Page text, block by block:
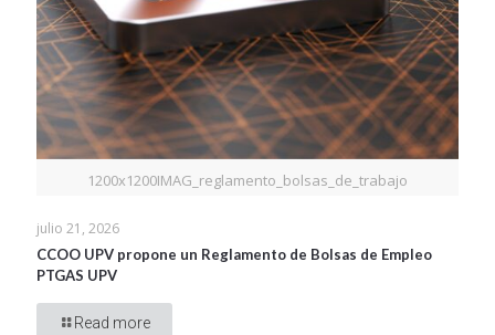
1200x1200IMAG_reglamento_bolsas_de_trabajo
julio 21, 2026
CCOO UPV propone un Reglamento de Bolsas de Empleo
PTGAS UPV
Read more